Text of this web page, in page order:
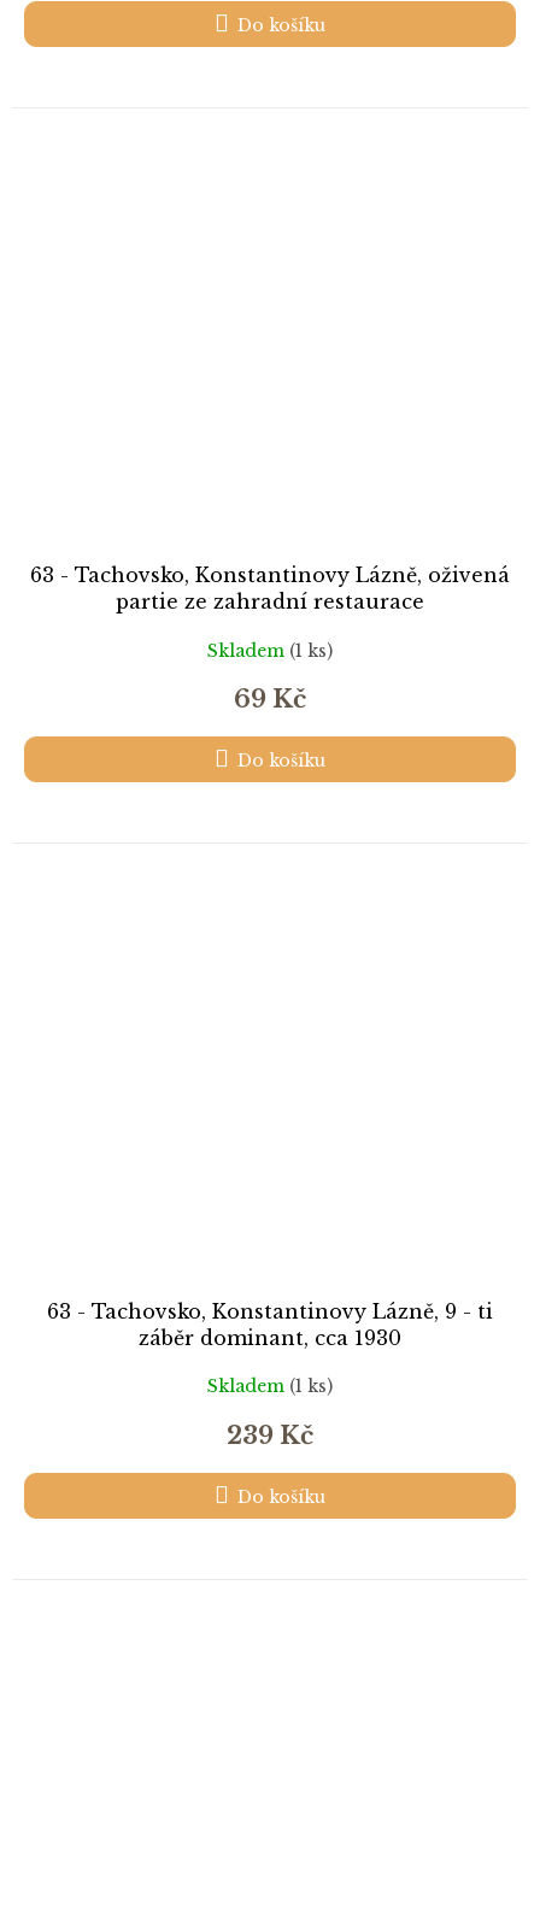
Do košíku
63 - Tachovsko, Konstantinovy Lázně, oživená
partie ze zahradní restaurace
Skladem (1 ks)
69 Kč
Do košíku
63 - Tachovsko, Konstantinovy Lázně, 9 - ti
záběr dominant, cca 1930
Skladem (1 ks)
239 Kč
Do košíku